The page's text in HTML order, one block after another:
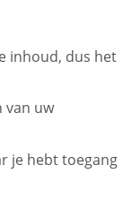
inhoud, dus het
van uw
je hebt toegang